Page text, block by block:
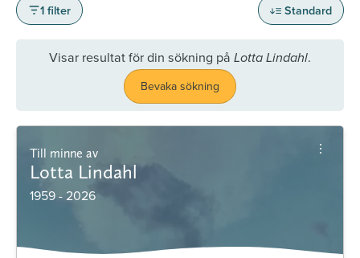
1 filter Standard
Visar resultat för din sökning på Lotta Lindahl.
Bevaka sökning
Till minne av
Lotta Lindahl
1959 - 2026